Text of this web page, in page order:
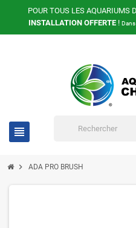
POUR TOUS LES AQUARIUMS
INSTALLATION OFFERTE!
view_headline
chevron_right ADA PRO BRUSH